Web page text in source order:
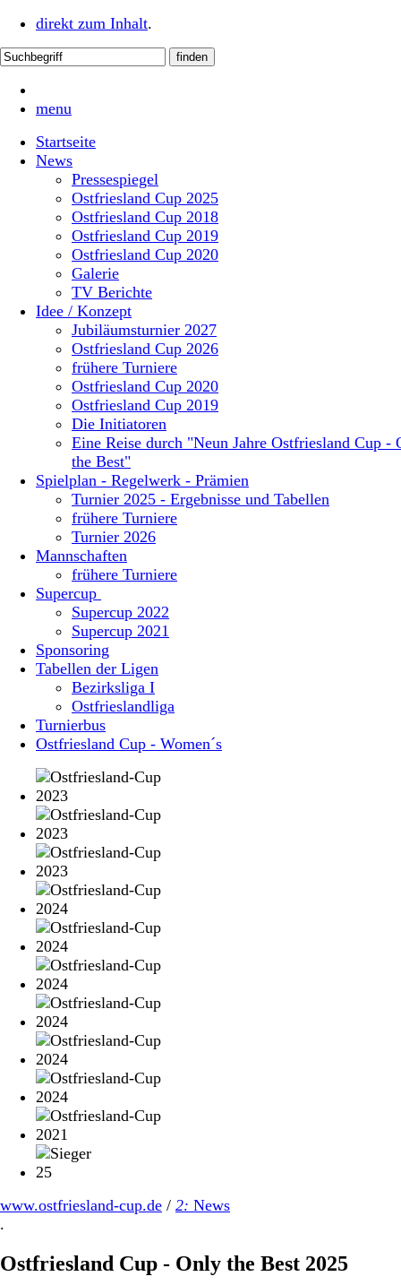
direkt zum Inhalt.
menu
Startseite
News
Pressespiegel
Ostfriesland Cup 2025
Ostfriesland Cup 2018
Ostfriesland Cup 2019
Ostfriesland Cup 2020
Galerie
TV Berichte
Idee / Konzept
Jubiläumsturnier 2027
Ostfriesland Cup 2026
frühere Turniere
Ostfriesland Cup 2020
Ostfriesland Cup 2019
Die Initiatoren
Eine Reise durch "Neun Jahre Ostfriesland Cup -
the Best"
Spielplan - Regelwerk - Prämien
Turnier 2025 - Ergebnisse und Tabellen
frühere Turniere
Turnier 2026
Mannschaften
frühere Turniere
Supercup
Supercup 2022
Supercup 2021
Sponsoring
Tabellen der Ligen
Bezirksliga I
Ostfrieslandliga
Turnierbus
Ostfriesland Cup - Women´s
www.ostfriesland-cup.de / 2: News
.
Ostfriesland Cup - Only the Best 2025